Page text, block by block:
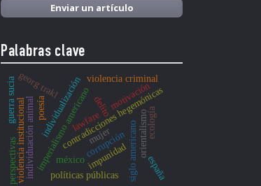
Enviar un artículo
Palabras clave
contradicciones hegemónicas
siglo americano
imperialismo americano
individualización
individuación animal mujer
violencia institucional delito
corrupción
impunidad
violencia criminal
políticas públicas
motivación
poesía
georg trakl
guerra sucia lawfare orientalismoecología
méxico españa
perspectivas